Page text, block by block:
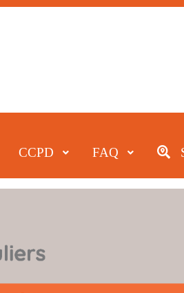
CCPD FAQ